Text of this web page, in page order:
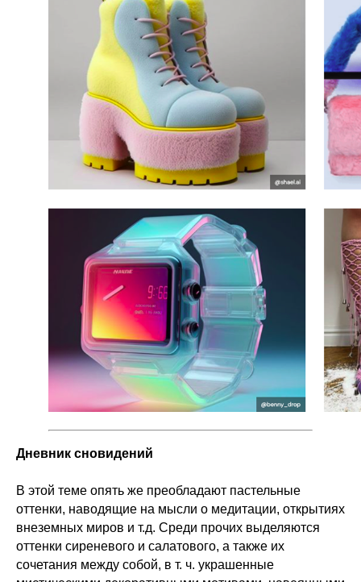
Дневник сновидений
В этой теме опять же преобладают пастельные
оттенки, наводящие на мысли о медитации, открытиях
внеземных миров и т.д. Среди прочих выделяются
оттенки сиреневого и салатового, а также их
сочетания между собой, в т. ч. украшенные